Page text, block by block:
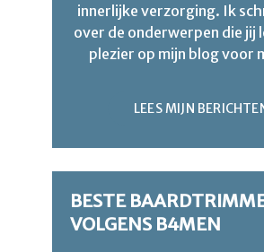
innerlijke verzorging. Ik
over de onderwerpen die jij
plezier op mijn blog voor
LEES MIJN
BESTE
VOLGENS B4MEN